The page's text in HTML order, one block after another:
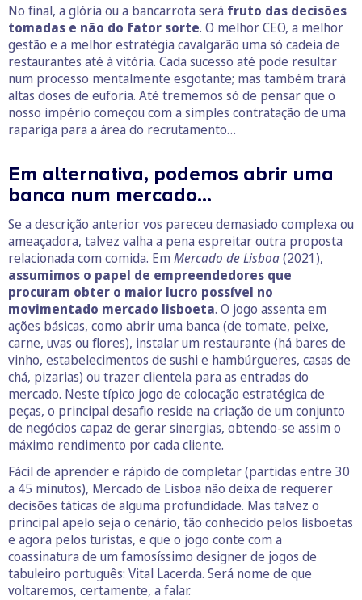
No final, a glória ou a bancarrota será fruto das decisões
tomadas e não do fator sorte. O melhor CEO, a melhor
gestão e a melhor estratégia cavalgarão uma só cadeia de
restaurantes até à vitória. Cada sucesso até pode resultar
num processo mentalmente esgotante; mas também trará
altas doses de euforia. Até trememos só de pensar que o
nosso império começou com a simples contratação de uma
rapariga para a área do recrutamento…
Em alternativa, podemos abrir uma
banca num mercado…
Se a descrição anterior vos pareceu demasiado complexa ou
ameaçadora, talvez valha a pena espreitar outra proposta
relacionada com comida. Em Mercado de Lisboa(2021),
assumimos o papel de empreendedores que
procuram obter o maior lucro possível no
movimentado mercado lisboeta. O jogo assenta em
ações básicas, como abrir uma banca (de tomate, peixe,
carne, uvas ou flores), instalar um restaurante (há bares de
vinho, estabelecimentos de sushi e hambúrgueres, casas de
chá, pizarias) ou trazer clientela para as entradas do
mercado. Neste típico jogo de colocação estratégica de
peças, o principal desafio reside na criação de um conjunto
de negócios capaz de gerar sinergias, obtendo-se assim o
máximo rendimento por cada cliente.
Fácil de aprender e rápido de completar (partidas entre 30
a 45 minutos), Mercado de Lisboa não deixa de requerer
decisões táticas de alguma profundidade. Mas talvez o
principal apelo seja o cenário, tão conhecido pelos lisboetas
e agora pelos turistas, e que o jogo conte com a
coassinatura de um famosíssimo designer de jogos de
tabuleiro português: Vital Lacerda. Será nome de que
voltaremos, certamente, a falar.